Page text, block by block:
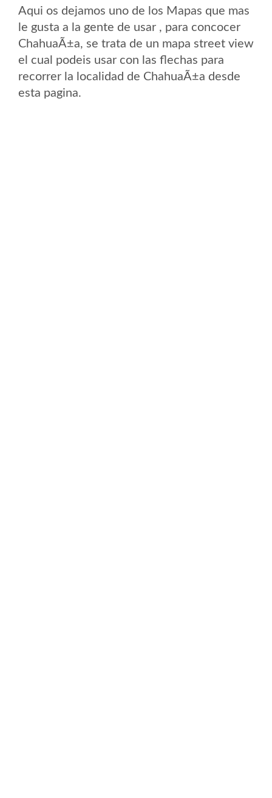
Aqui os dejamos uno de los Mapas que mas
le gusta a la gente de usar , para concocer
ChahuaÃ±a, se trata de un mapa street view
el cual podeis usar con las flechas para
recorrer la localidad de ChahuaÃ±a desde
esta pagina.